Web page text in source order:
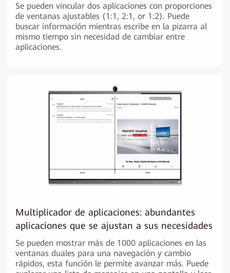
Se pueden vincular dos aplicaciones con proporciones
de ventanas ajustables (1:1, 2:1, or 1:2). Puede
buscar información mientras escribe en la pizarra al
mismo tiempo sin necesidad de cambiar entre
aplicaciones.
Multiplicador de aplicaciones: abundantes
aplicaciones que se ajustan a sus necesidades
Se pueden mostrar más de 1000 aplicaciones en las
ventanas duales para una navegación y cambio
rápidos, esta función le permite avanzar más. Puede